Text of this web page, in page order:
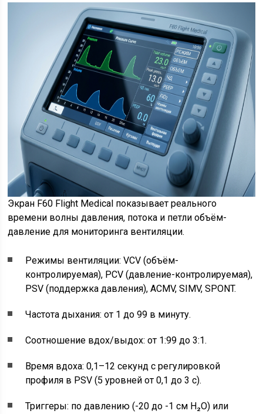
Экран F60 Flight Medical показывает реального
времени волны давления, потока и петли объём-
давление для мониторинга вентиляции.
Режимы вентиляции: VCV (объём-
контролируемая), PCV (давление-контролируемая),
PSV (поддержка давления), ACMV, SIMV, SPONT.
Частота дыхания: от 1 до 99 в минуту.
Соотношение вдох/выдох: от 1:99 до 3:1.
Время вдоха: 0,1–12 секунд с регулировкой
профиля в PSV (5 уровней от 0,1 до 3 с).
Триггеры: по давлению (-20 до -1 см H₂O) или